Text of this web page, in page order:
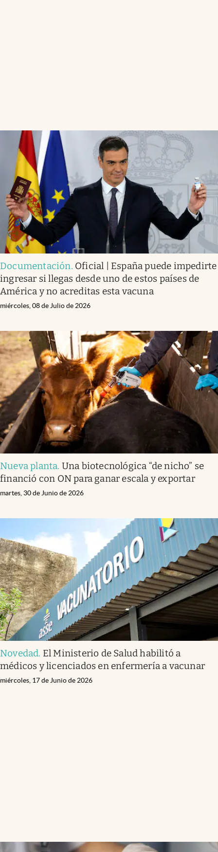
Documentación. Oficial | España puede impedirte
ingresar si llegas desde uno de estos países de
América y no acreditas esta vacuna
miércoles, 08 de Julio de 2026
Nueva planta. Una biotecnológica “de nicho” se
financió con ON para ganar escala y exportar
martes, 30 de Junio de 2026
Novedad. El Ministerio de Salud habilitó a
médicos y licenciados en enfermería a vacunar
miércoles, 17 de Junio de 2026